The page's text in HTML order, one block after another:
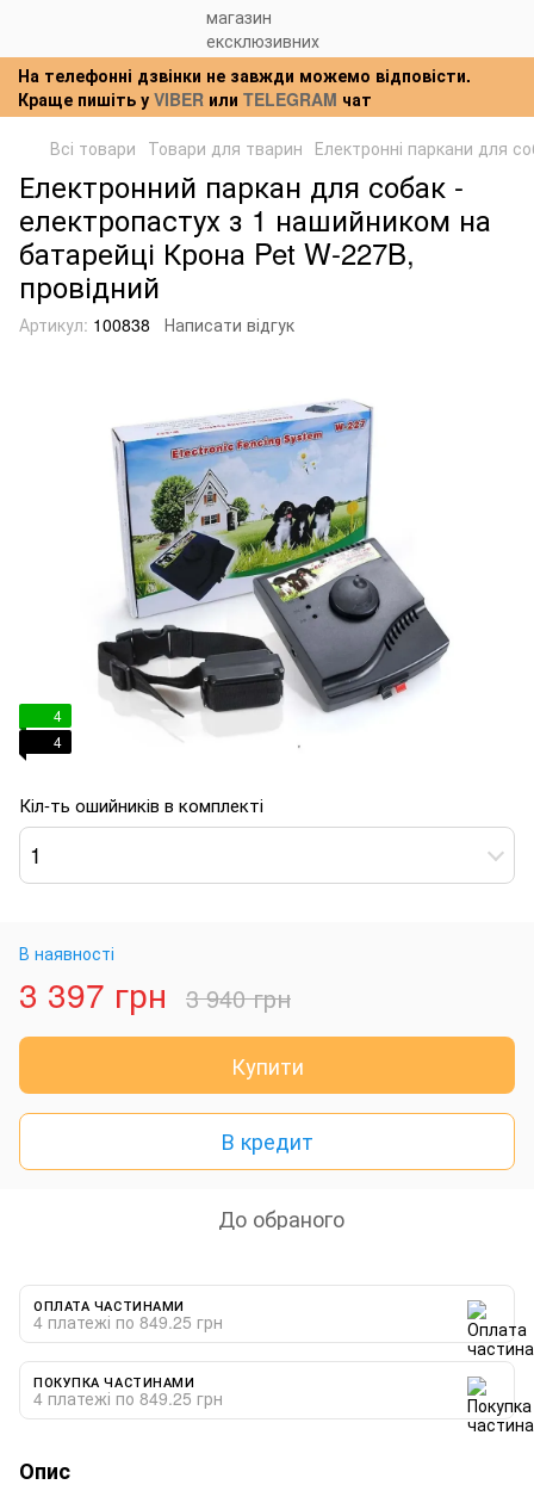
На телефонні дзвінки не завжди можемо відповісти.
Краще пишіть у VIBER или TELEGRAM чат
Всі товари Товари для тварин Електронні паркани для
Електронний паркан для собак -
електропастух з 1 нашийником на
батарейці Крона Pet W-227B,
провідний
Артикул: 100838 Написати відгук
4
4
Кіл-ть ошийників в комплекті
1
В наявності
3 397 грн 3 940 грн
Купити
В кредит
До обраного
ОПЛАТА ЧАСТИНАМИ
4 платежі по 849.25 грн
ПОКУПКА ЧАСТИНАМИ
4 платежі по 849.25 грн
Опис